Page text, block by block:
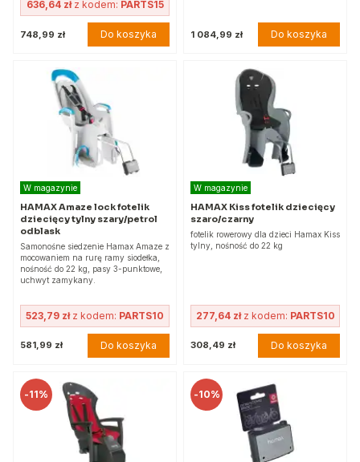
636,64 złz kodem: PARTS15
748,99 zł Do koszyka 1 084,99 zł Do koszyka
W magazynie
HAMAX Amaze lock fotelik
dziecięcy tylny szary/petrol
odblask
Samonośne siedzenie Hamax Amaze z
mocowaniem na rurę ramy siodełka,
nośność do 22 kg, pasy 3-punktowe,
uchwyt zamykany.
523,79 złz kodem: PARTS10
581,99 zł Do koszyka
W magazynie
HAMAX Kiss fotelik dziecięcy
szaro/czarny
fotelik rowerowy dla dzieci Hamax Kiss
tylny, nośność do 22 kg
277,64 złz kodem: PARTS10
308,49 zł Do koszyka
-11% -10%